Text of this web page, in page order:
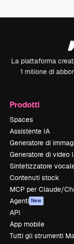
La piattaforma
1 milione di
Prodotti
Spaces
Assistente IA
Generatore di
Generatore di video
Sintetizzatore
Contenuti stock
MCP per Claude/
Agenti New
API
App mobile
Tutti gli strumenti